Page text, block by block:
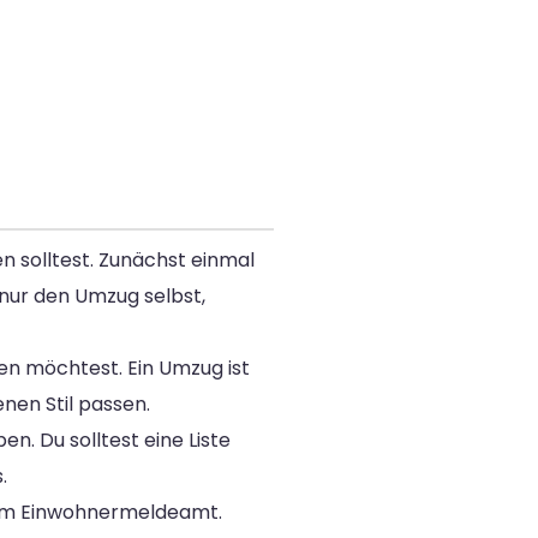
solltest. Zunächst einmal
den Umzug selbst,
möchtest. Ein Umzug ist
Stil passen.
Du solltest eine Liste
Einwohnermeldeamt.